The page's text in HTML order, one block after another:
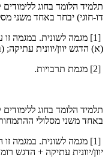
תלמיד הלומד בחוג
דו-חוגי) יבחר באחד משני
[1] מגמה לשונית. במגמה
(א) הדגש יוון/יוונית
[2] מגמת תרבויות.
תלמיד הלומד בחוג
באחד משני מסלולי
[1] מגמה לשונית. במגמה
יוון/יוונית עתיקה + הדגש